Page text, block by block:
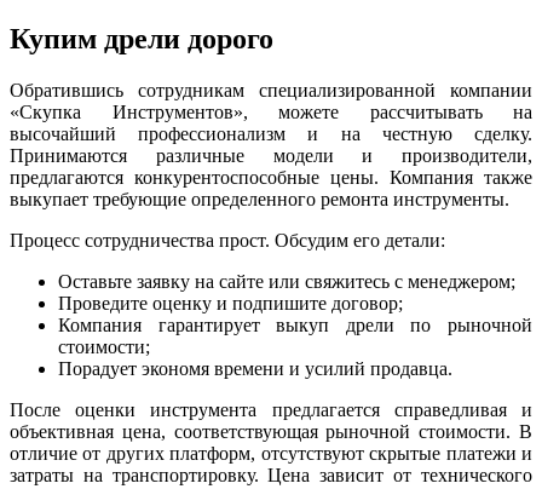
Купим дрели дорого
Обратившись сотрудникам специализированной компании
«Скупка Инструментов», можете рассчитывать на
высочайший профессионализм и на честную сделку.
Принимаются различные модели и производители,
предлагаются конкурентоспособные цены. Компания также
выкупает требующие определенного ремонта инструменты.
Процесс сотрудничества прост. Обсудим его детали:
Оставьте заявку на сайте или свяжитесь с менеджером;
Проведите оценку и подпишите договор;
Компания гарантирует выкуп дрели по рыночной
стоимости;
Порадует экономя времени и усилий продавца.
После оценки инструмента предлагается справедливая и
объективная цена, соответствующая рыночной стоимости. В
отличие от других платформ, отсутствуют скрытые платежи и
затраты на транспортировку. Цена зависит от технического